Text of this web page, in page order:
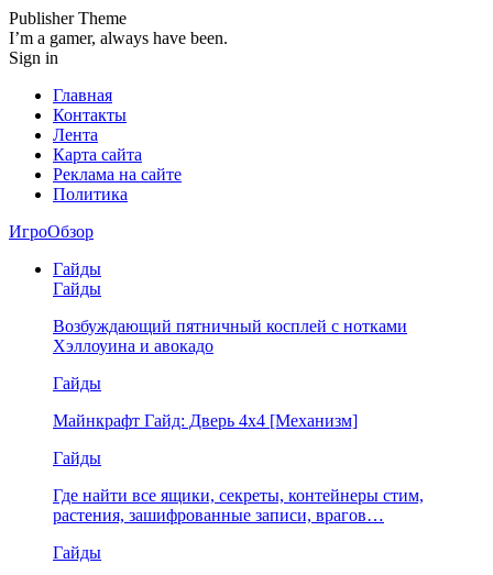
Publisher Theme
I’m a gamer, always have been.
Sign in
Главная
Контакты
Лента
Карта сайта
Реклама на сайте
Политика
ИгроОбзор
Гайды
Гайды
Возбуждающий пятничный косплей с нотками
Хэллоуина и авокадо
Гайды
Майнкрафт Гайд: Дверь 4х4 [Механизм]
Гайды
Где найти все ящики, секреты, контейнеры стим,
растения, зашифрованные записи, врагов…
Гайды